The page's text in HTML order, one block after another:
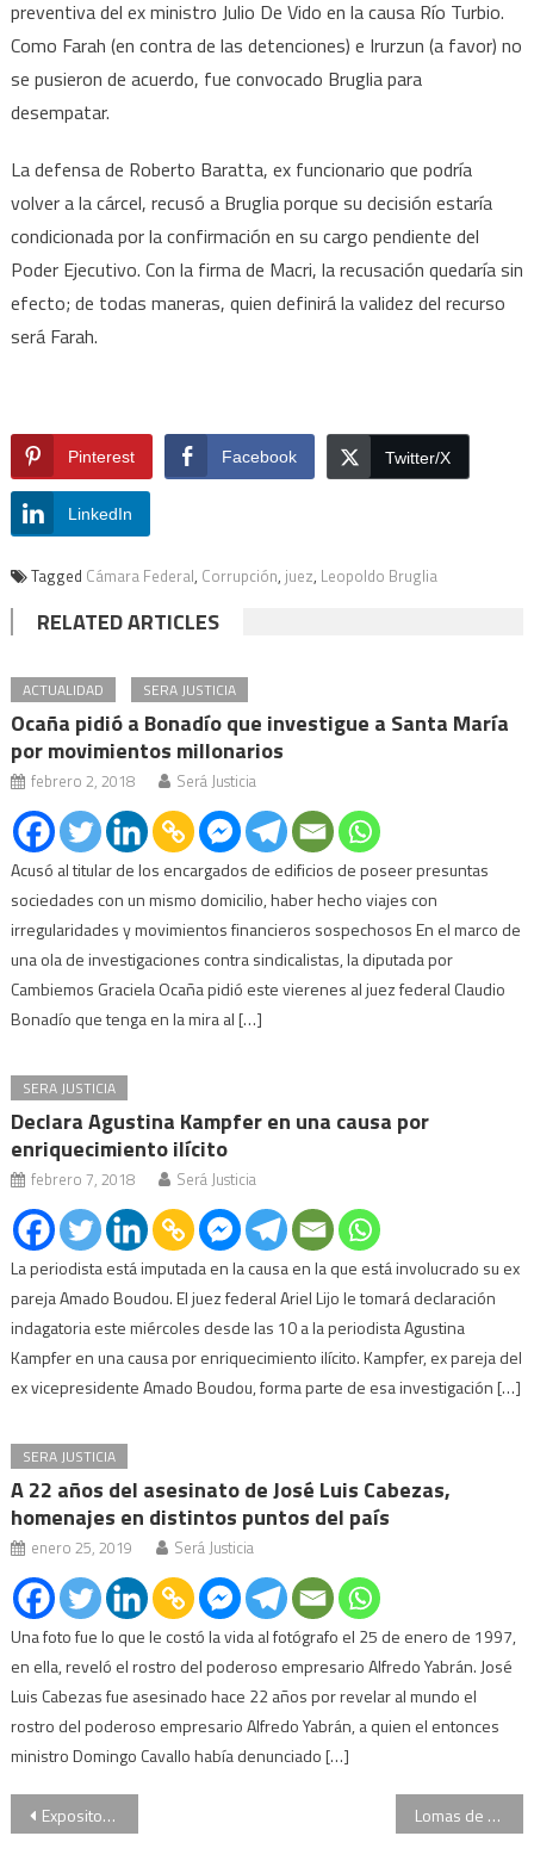
preventiva del ex ministro Julio De Vido en la causa Río Turbio.
Como Farah (en contra de las detenciones) e Irurzun (a favor) no
se pusieron de acuerdo, fue convocado Bruglia para
desempatar.
La defensa de Roberto Baratta, ex funcionario que podría
volver a la cárcel, recusó a Bruglia porque su decisión estaría
condicionada por la confirmación en su cargo pendiente del
Poder Ejecutivo. Con la firma de Macri, la recusación quedaría sin
efecto; de todas maneras, quien definirá la validez del recurso
será Farah.
Pinterest Facebook Twitter/X
LinkedIn
Tagged Cámara Federal, Corrupción, juez, Leopoldo Bruglia
RELATED ARTICLES
ACTUALIDAD SERA JUSTICIA
Ocaña pidió a Bonadío que investigue a Santa María
por movimientos millonarios
febrero 2, 2018 Será Justicia
Acusó al titular de los encargados de edificios de poseer presuntas
sociedades con un mismo domicilio, haber hecho viajes con
irregularidades y movimientos financieros sospechosos En el marco de
una ola de investigaciones contra sindicalistas, la diputada por
Cambiemos Graciela Ocaña pidió este vierenes al juez federal Claudio
Bonadío que tenga en la mira al […]
SERA JUSTICIA
Declara Agustina Kampfer en una causa por
enriquecimiento ilícito
febrero 7, 2018 Será Justicia
La periodista está imputada en la causa en la que está involucrado su ex
pareja Amado Boudou. El juez federal Ariel Lijo le tomará declaración
indagatoria este miércoles desde las 10 a la periodista Agustina
Kampfer en una causa por enriquecimiento ilícito. Kampfer, ex pareja del
ex vicepresidente Amado Boudou, forma parte de esa investigación […]
SERA JUSTICIA
A 22 años del asesinato de José Luis Cabezas,
homenajes en distintos puntos del país
enero 25, 2019 Será Justicia
Una foto fue lo que le costó la vida al fotógrafo el 25 de enero de 1997,
en ella, reveló el rostro del poderoso empresario Alfredo Yabrán. José
Luis Cabezas fue asesinado hace 22 años por revelar al mundo el
rostro del poderoso empresario Alfredo Yabrán, a quien el entonces
ministro Domingo Cavallo había denunciado […]
Navegación
Expositores, marchas y contramarchas: comienza el debate por el aborto en el Congreso Lomas de Zamora: violaron a una joven en el mismo lugar donde mataron a Anahí Benítez